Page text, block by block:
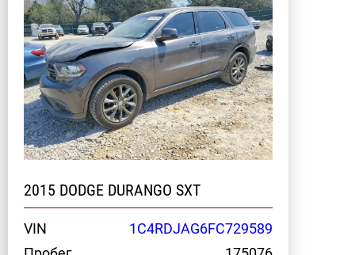
2015 DODGE DURANGO SXT
VIN
1C4RDJAG6FC729589